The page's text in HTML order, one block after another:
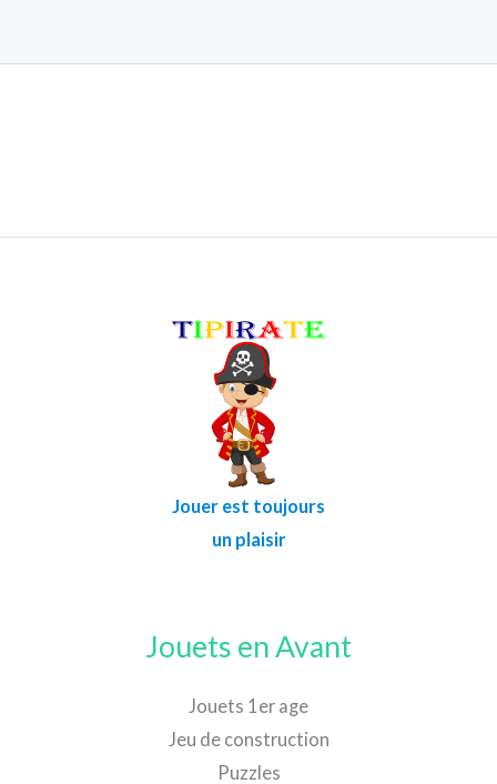
Jouer est toujours
un plaisir
Jouets en Avant
Jouets 1er age
Jeu de construction
Puzzles